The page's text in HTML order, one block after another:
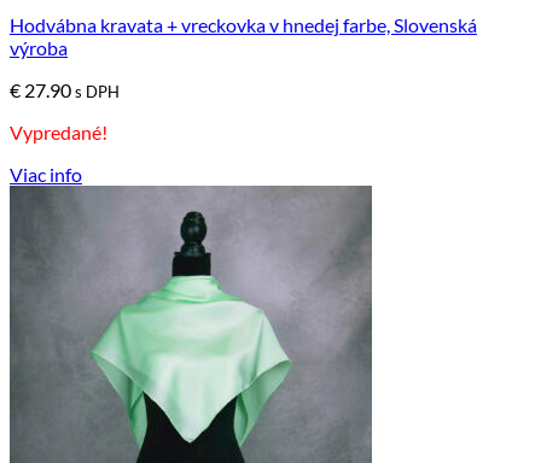
Hodvábna kravata + vreckovka v hnedej farbe, Slovenská
výroba
€ 27.90s DPH
Vypredané!
Viac info